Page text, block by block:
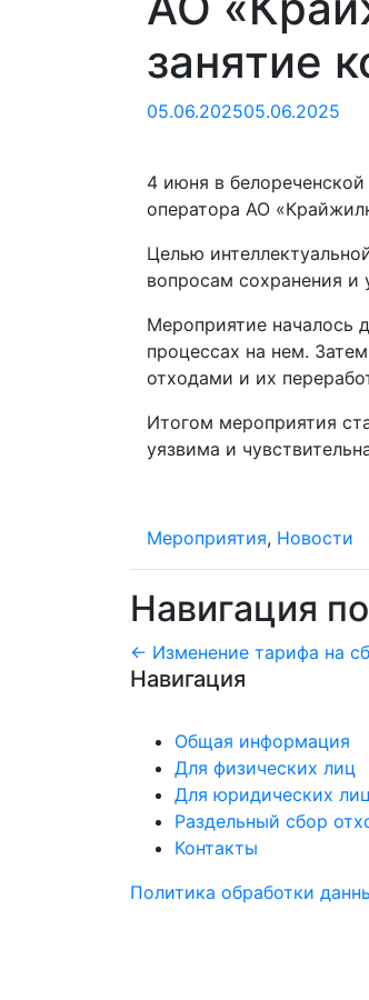
занятие
05.06.202505.06.2025
4 июня в
оператора АО
Целью
вопросам сохранения
Мероприятие началось
процессах на нем.
отходами и их
Итогом мероприятия
уязвима и
Мероприятия, Новости
Навигация
← Изменение тарифа на
Навигация
Общая информация
Для физических лиц
Для юридических лиц
Раздельный сбор
Контакты
Политика обработки